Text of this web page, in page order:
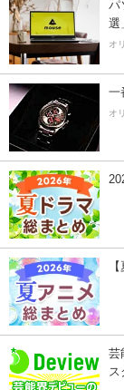
パ
選
オ
一
オ
芸